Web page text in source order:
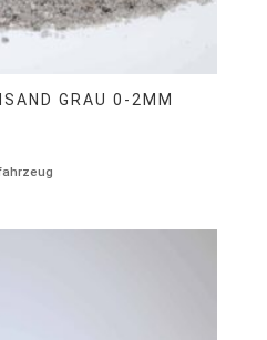
GRAU 0-2MM